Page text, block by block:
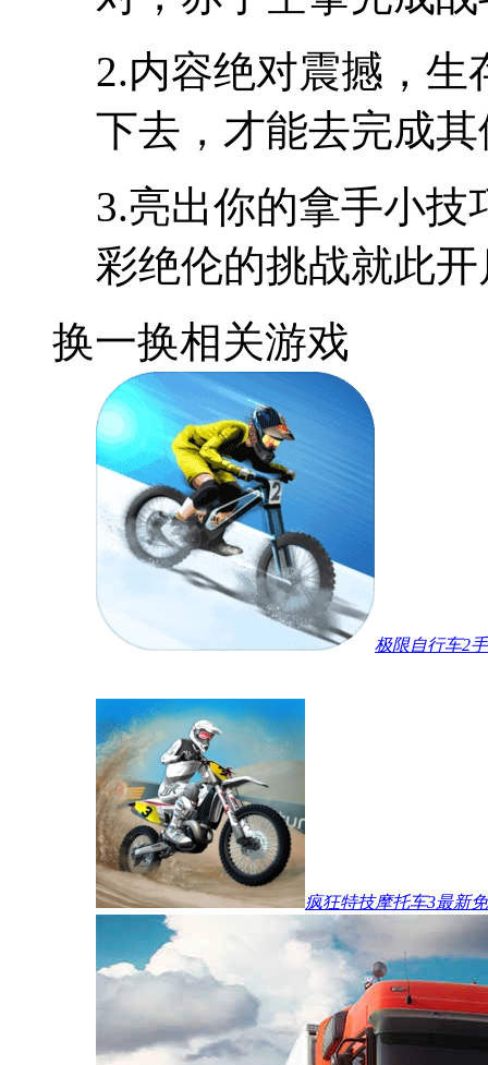
2.内容绝对震撼，
下去，才能去完成
3.亮出你的拿手小
彩绝伦的挑战就此
换一换相关游戏
极限自行车2
疯狂特技摩托车3最新